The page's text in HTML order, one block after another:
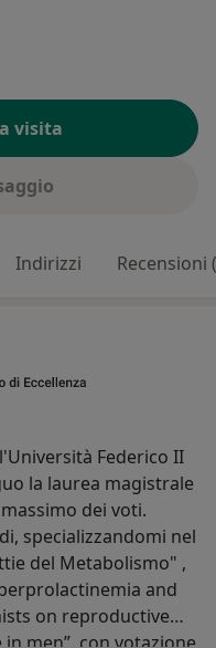
visita
Indirizzi Recensioni
Federico II
la laurea magistrale
dei voti.
specializzandomi nel
del Metabolismo" ,
and
on reproductive
men”, con votazione